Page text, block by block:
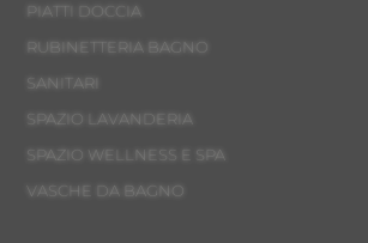
PIATTI DOCCIA
RUBINETTERIA BAGNO
SANITARI
SPAZIO LAVANDERIA
SPAZIO WELLNESS E SPA
VASCHE DA BAGNO